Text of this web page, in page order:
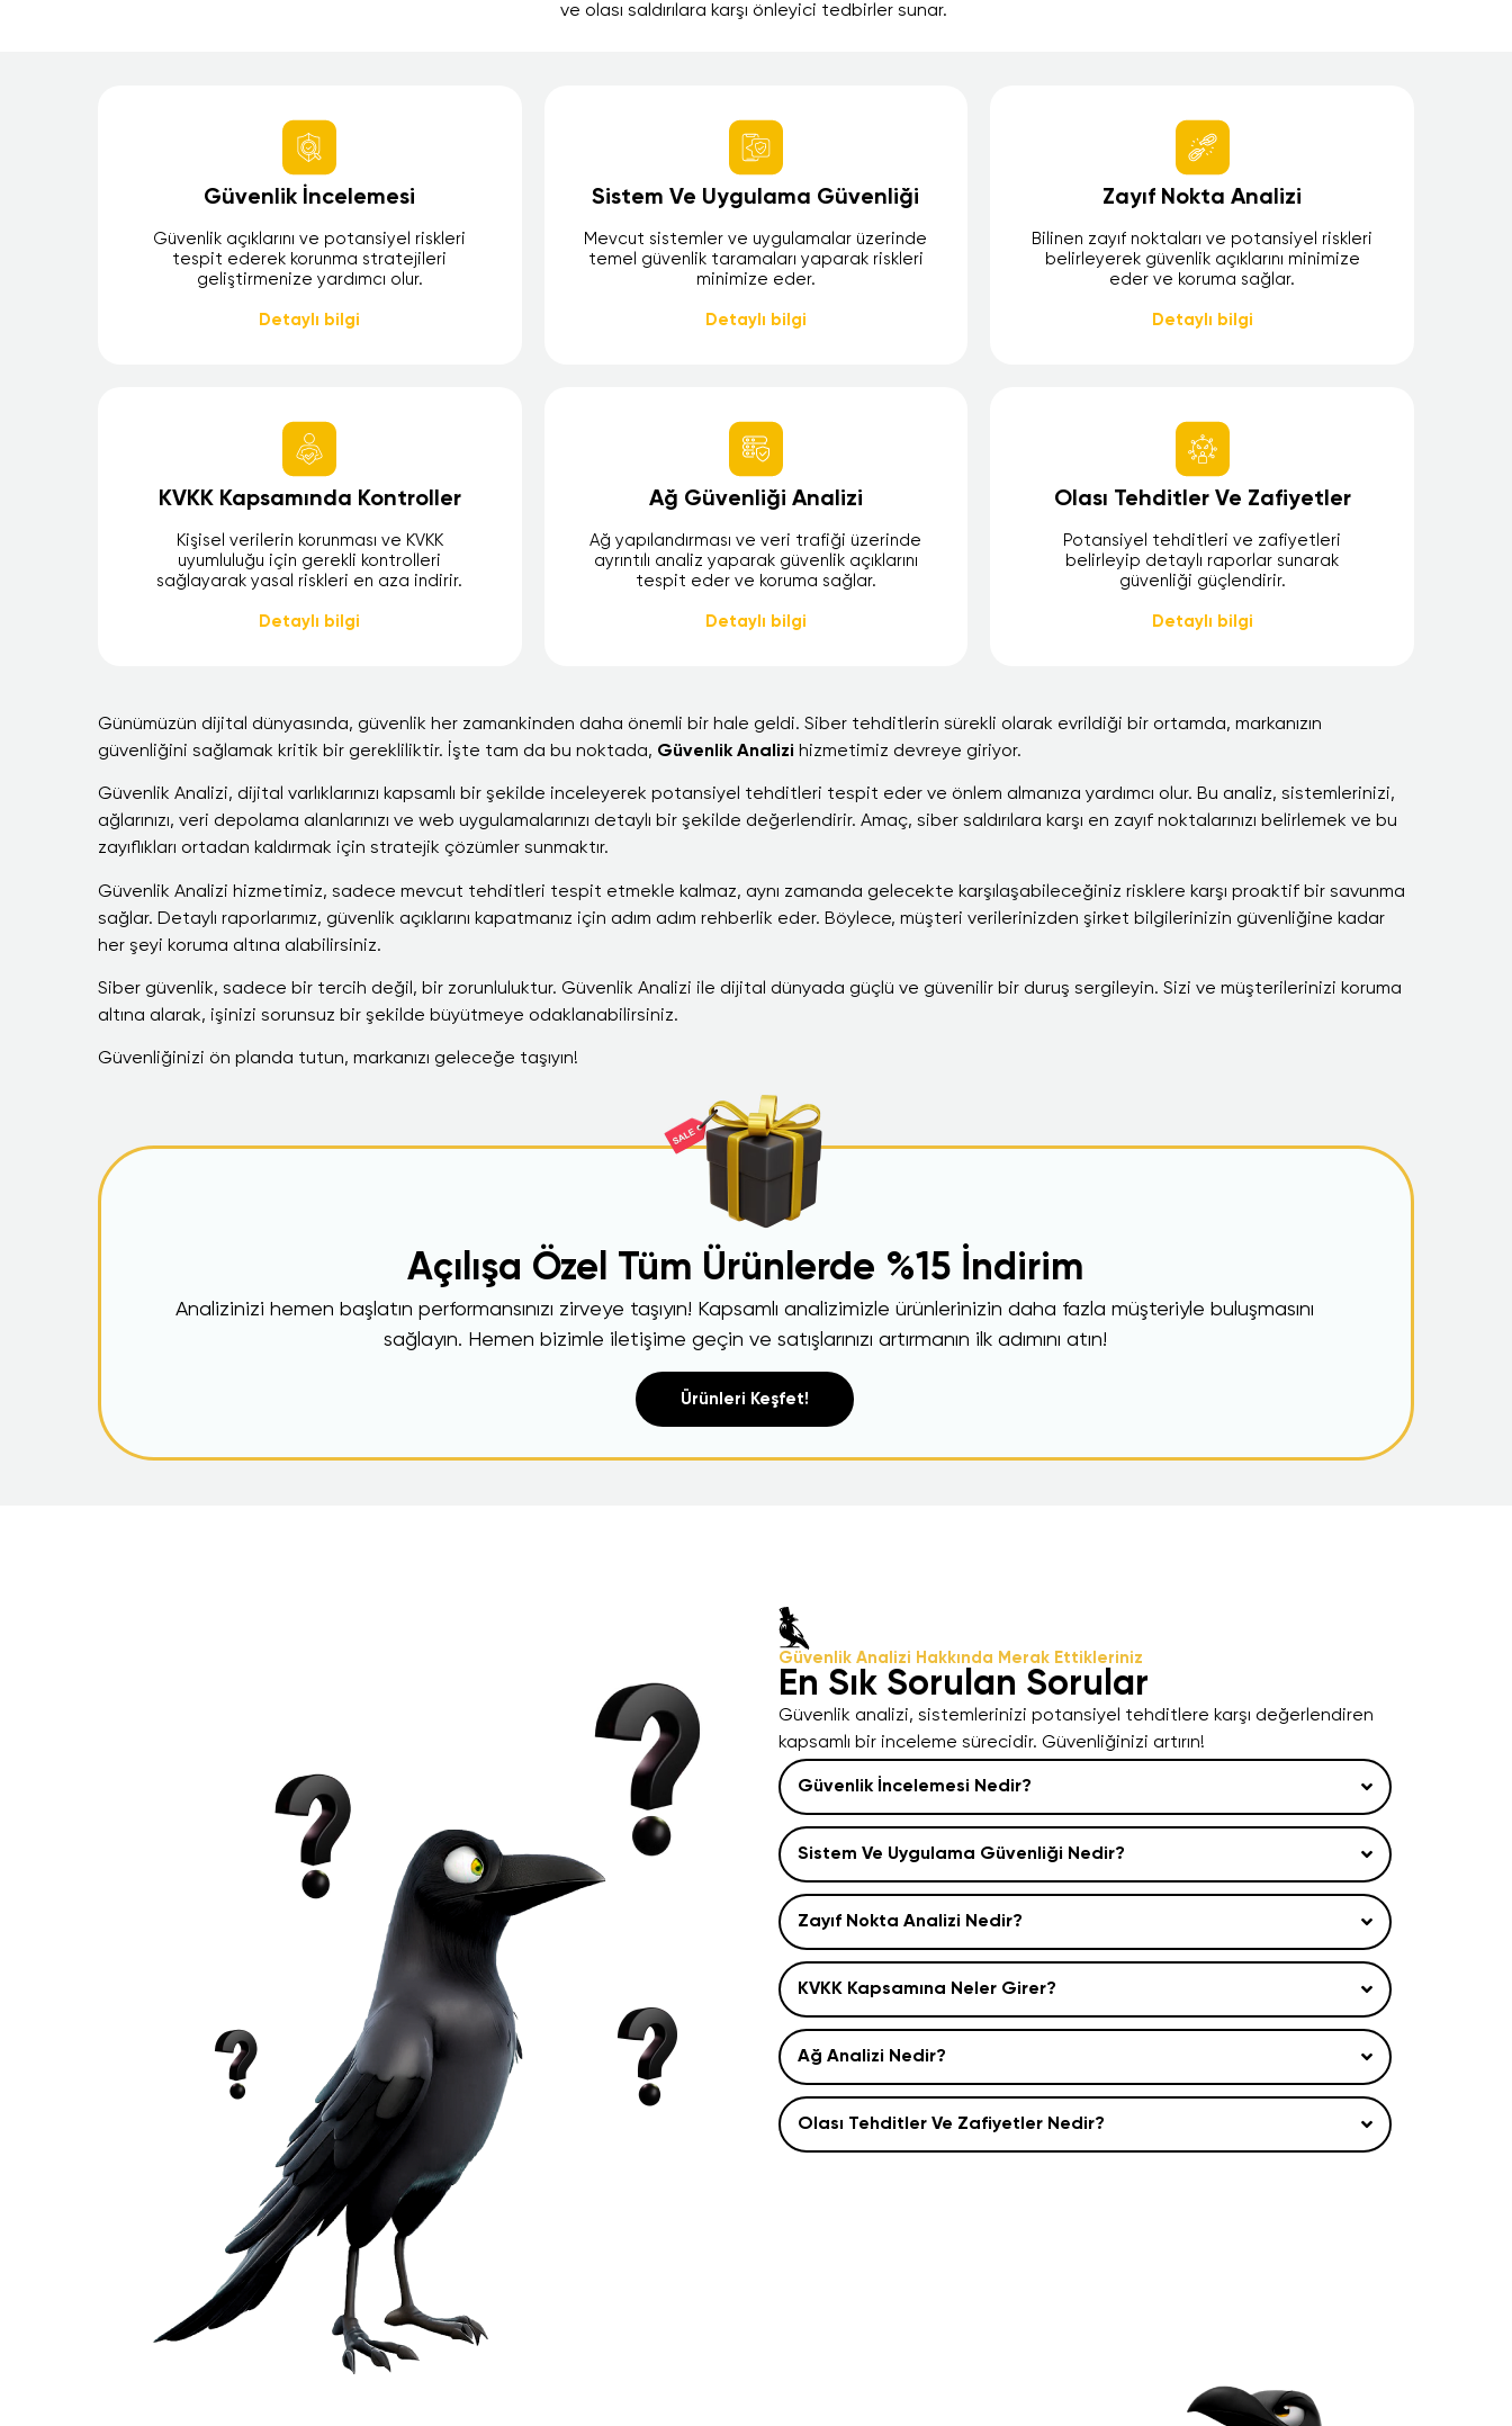
ve olası saldırılara karşı önleyici tedbirler sunar.
Güvenlik İncelemesi
Güvenlik açıklarını ve potansiyel riskleri
tespit ederek korunma stratejileri
geliştirmenize yardımcı olur.
Detaylı bilgi
Sistem Ve Uygulama Güvenliği
Mevcut sistemler ve uygulamalar üzerinde
temel güvenlik taramaları yaparak riskleri
minimize eder.
Detaylı bilgi
Zayıf Nokta Analizi
Bilinen zayıf noktaları ve potansiyel riskleri
belirleyerek güvenlik açıklarını minimize
eder ve koruma sağlar.
Detaylı bilgi
KVKK Kapsamında Kontroller
Kişisel verilerin korunması ve KVKK
uyumluluğu için gerekli kontrolleri
sağlayarak yasal riskleri en aza indirir.
Detaylı bilgi
Ağ Güvenliği Analizi
Ağ yapılandırması ve veri trafiği üzerinde
ayrıntılı analiz yaparak güvenlik açıklarını
tespit eder ve koruma sağlar.
Detaylı bilgi
Olası Tehditler Ve Zafiyetler
Potansiyel tehditleri ve zafiyetleri
belirleyip detaylı raporlar sunarak
güvenliği güçlendirir.
Detaylı bilgi
Günümüzün dijital dünyasında, güvenlik her zamankinden daha önemli bir hale geldi. Siber tehditlerin sürekli olarak evrildiği bir ortamda, markanızın
güvenliğini sağlamak kritik bir gerekliliktir. İşte tam da bu noktada, Güvenlik Analizi hizmetimiz devreye giriyor.
Güvenlik Analizi, dijital varlıklarınızı kapsamlı bir şekilde inceleyerek potansiyel tehditleri tespit eder ve önlem almanıza yardımcı olur. Bu analiz, sistemlerinizi,
ağlarınızı, veri depolama alanlarınızı ve web uygulamalarınızı detaylı bir şekilde değerlendirir. Amaç, siber saldırılara karşı en zayıf noktalarınızı belirlemek ve bu
zayıflıkları ortadan kaldırmak için stratejik çözümler sunmaktır.
Güvenlik Analizi hizmetimiz, sadece mevcut tehditleri tespit etmekle kalmaz, aynı zamanda gelecekte karşılaşabileceğiniz risklere karşı proaktif bir savunma
sağlar. Detaylı raporlarımız, güvenlik açıklarını kapatmanız için adım adım rehberlik eder. Böylece, müşteri verilerinizden şirket bilgilerinizin güvenliğine kadar
her şeyi koruma altına alabilirsiniz.
Siber güvenlik, sadece bir tercih değil, bir zorunluluktur. Güvenlik Analizi ile dijital dünyada güçlü ve güvenilir bir duruş sergileyin. Sizi ve müşterilerinizi koruma
altına alarak, işinizi sorunsuz bir şekilde büyütmeye odaklanabilirsiniz.
Güvenliğinizi ön planda tutun, markanızı geleceğe taşıyın!
Açılışa Özel Tüm Ürünlerde %15 İndirim
Analizinizi hemen başlatın performansınızı zirveye taşıyın! Kapsamlı analizimizle ürünlerinizin daha fazla müşteriyle buluşmasını
sağlayın. Hemen bizimle iletişime geçin ve satışlarınızı artırmanın ilk adımını atın!
Ürünleri Keşfet!
Güvenlik Analizi Hakkında Merak Ettikleriniz
En Sık Sorulan Sorular
Güvenlik analizi, sistemlerinizi potansiyel tehditlere karşı değerlendiren
kapsamlı bir inceleme sürecidir. Güvenliğinizi artırın!
Güvenlik İncelemesi Nedir?
Sistem Ve Uygulama Güvenliği Nedir?
Zayıf Nokta Analizi Nedir?
KVKK Kapsamına Neler Girer?
Ağ Analizi Nedir?
Olası Tehditler Ve Zafiyetler Nedir?